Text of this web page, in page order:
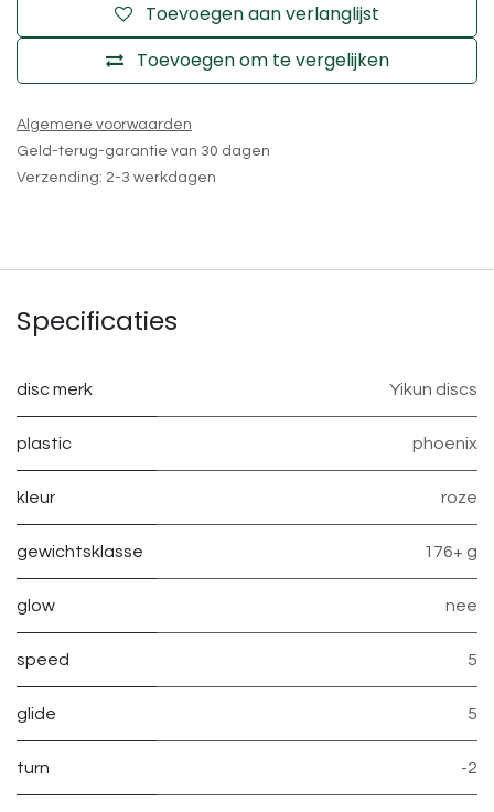
Toevoegen om te vergelijken
Toevoegen aan verlanglijst
Algemene voorwaarden
Geld-terug-garantie van 30 dagen
Verzending: 2-3 werkdagen
Specificaties
disc merk Yikun discs
plastic phoenix
kleur roze
gewichtsklasse 176+ g
glow nee
speed 5
glide 5
turn -2